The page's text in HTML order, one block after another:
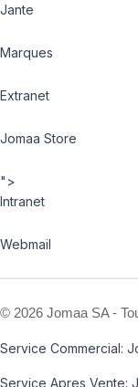
Jante
Marques
Extranet
Jomaa Store
">
Intranet
Webmail
© 2026 Jomaa SA -
Service Commercial:
Service Apres Vente: